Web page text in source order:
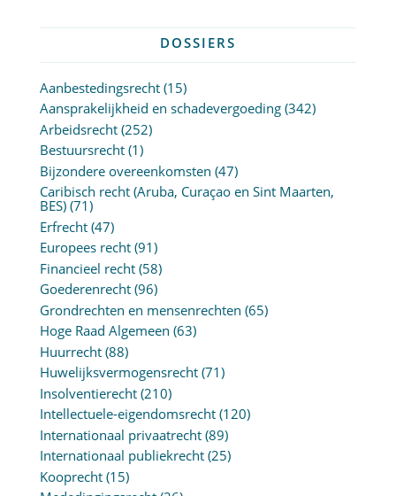
DOSSIERS
Aanbestedingsrecht(15)
Aansprakelijkheid en schadevergoeding(342)
Arbeidsrecht(252)
Bestuursrecht(1)
Bijzondere overeenkomsten (47)
Caribisch recht (Aruba, Curaçao en Sint Maarten,
BES)(71)
Erfrecht(47)
Europees recht(91)
Financieel recht(58)
Goederenrecht(96)
Grondrechten en mensenrechten (65)
Hoge Raad Algemeen (63)
Huurrecht(88)
Huwelijksvermogensrecht(71)
Insolventierecht(210)
Intellectuele-eigendomsrecht(120)
Internationaal privaatrecht(89)
Internationaal publiekrecht(25)
Kooprecht(15)